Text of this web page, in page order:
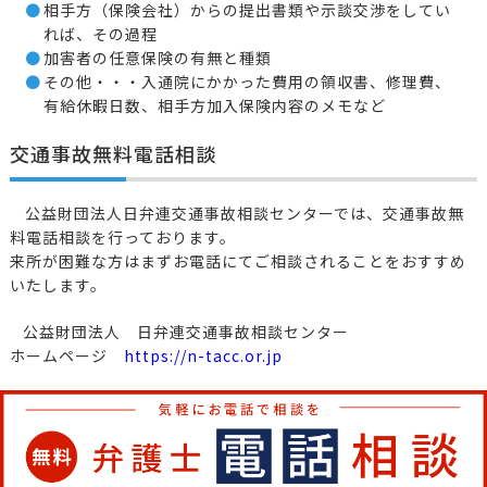
相手方（保険会社）からの提出書類や示談交渉をしてい
れば、その過程
加害者の任意保険の有無と種類
その他・・・入通院にかかった費用の領収書、修理費、
有給休暇日数、相手方加入保険内容のメモなど
交通事故無料電話相談
公益財団法人日弁連交通事故相談センターでは、交通事故無
料電話相談を行っております。
来所が困難な方はまずお電話にてご相談されることをおすすめ
いたします。
公益財団法人 日弁連交通事故相談センター
ホームページ https://n-tacc.or.jp